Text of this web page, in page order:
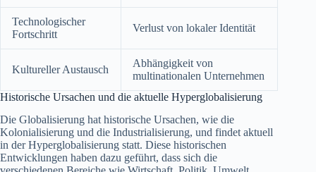
Technologischer
Fortschritt
Verlust von lokaler Identität
Kultureller Austausch
Abhängigkeit von
multinationalen Unternehmen
Historische Ursachen und die aktuelle Hyperglobalisierung
Die Globalisierung hat historische Ursachen, wie die
Kolonialisierung und die Industrialisierung, und findet aktuell
in der Hyperglobalisierung statt. Diese historischen
Entwicklungen haben dazu geführt, dass sich die